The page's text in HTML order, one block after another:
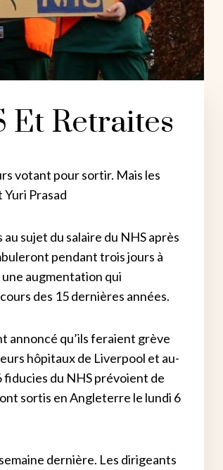
Et Retraites
votant pour sortir. Mais les
Prasad
sujet du salaire du NHS après
pendant trois jours à
augmentation qui
des 15 dernières années.
annoncé qu’ils feraient grève
hôpitaux de Liverpool et au-
fiducies du NHS prévoient de
sortis en Angleterre le lundi 6
dernière. Les dirigeants